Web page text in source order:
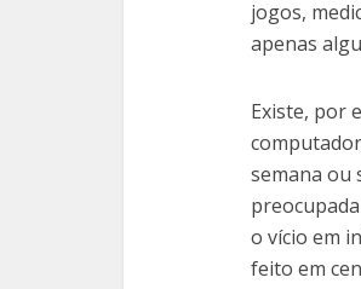
jogos,
apenas
Existe, por
semana ou
o vício em
feito em